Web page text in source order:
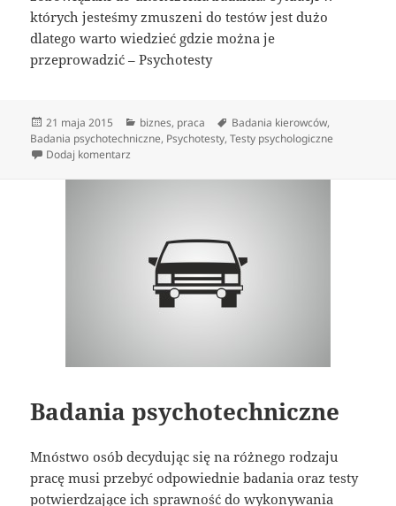
których jesteśmy zmuszeni do testów jest dużo
dlatego warto wiedzieć gdzie można je
przeprowadzić – Psychotesty
Data
publikacji
21 maja 2015 Kategorie
biznes, praca Tagi
Badania kierowców,
Badania psychotechniczne, Psychotesty,Testy psychologiczne
Dodaj komentarz
Badania psychotechniczne
Mnóstwo osób decydując się na różnego rodzaju
pracę musi przebyć odpowiednie badania oraz testy
potwierdzające ich sprawność do wykonywania